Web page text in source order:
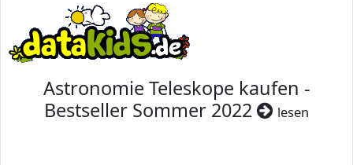
Astronomie Teleskope kaufen -
Bestseller Sommer 2022
lesen